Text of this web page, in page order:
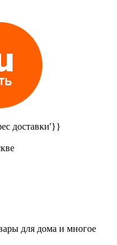
доставки'}}
для дома и многое